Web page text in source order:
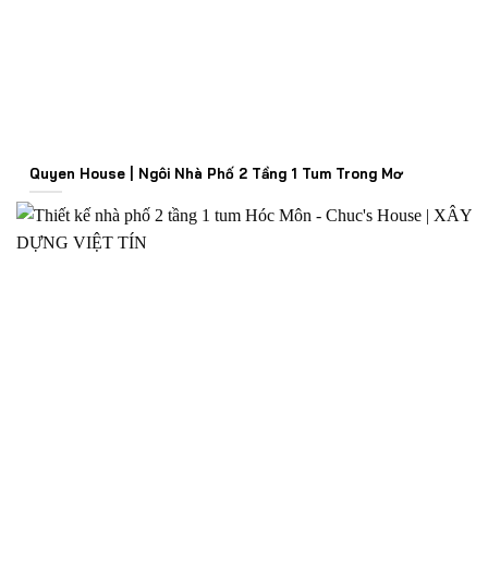
Quyen House | Ngôi Nhà Phố 2 Tầng 1 Tum Trong Mơ